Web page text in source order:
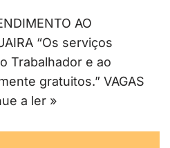
AO
“Os serviços
Trabalhador e ao
gratuitos.” VAGAS
a ler »